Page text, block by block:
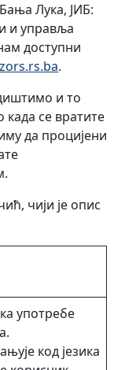
Лука, ЈИБ:
и управља
доступни
.
и то
се вратите
да процијени
чији је опис
употребе
код језика